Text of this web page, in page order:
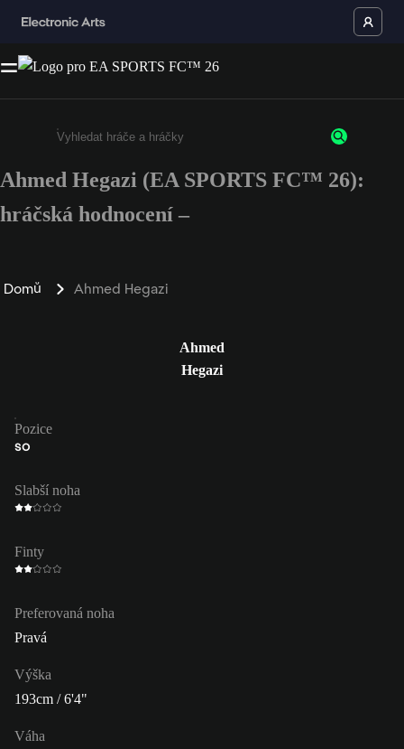
Enter a minimum of 3 characters or numbers
Ahmed Hegazi (EA SPORTS FC™ 26):
hráčská hodnocení –
Domů Ahmed Hegazi
Ahmed
Hegazi
Pozice
SO
Slabší noha
Finty
Preferovaná noha
Pravá
Výška
193cm / 6'4"
Váha